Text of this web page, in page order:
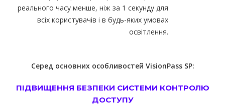
реального часу менше, ніж за 1 секунду для
всіх користувачів і в будь-яких умовах
освітлення.
Серед основних особливостей VisionPass SP:
ПІДВИЩЕННЯ БЕЗПЕКИ СИСТЕМИ КОНТРОЛЮ
ДОСТУПУ